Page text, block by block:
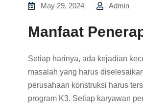
May 29, 2024 Admin
Manfaat
Setiap harinya, ada kejadian
masalah yang harus
perusahaan konstruksi harus
program K3. Setiap karyawan